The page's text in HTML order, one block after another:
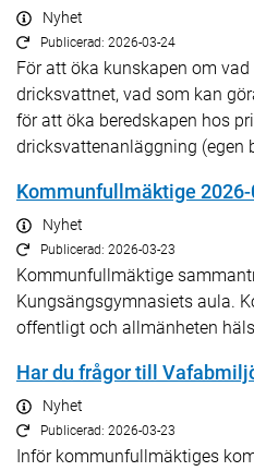
Nyhet
Publicerad: 2026-03-24
För att öka kunskapen om
dricksvattnet, vad som kan
för att öka beredskapen hos
dricksvattenanläggning (egen
Kommunfullmäktige
Nyhet
Publicerad: 2026-03-23
Kommunfullmäktige
Kungsängsgymnasiets aula.
offentligt och allmänheten
Har du frågor till
Nyhet
Publicerad: 2026-03-23
Inför kommunfullmäktiges